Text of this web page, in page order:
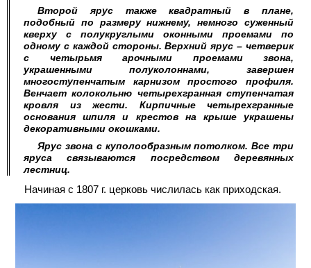
Второй ярус также квадратный в плане,
подобный по размеру нижнему, немного суженный
кверху с полукруглыми оконными проемами по
одному с каждой стороны. Верхний ярус – четверик
с четырьмя арочными проемами звона,
украшенными полуколоннами, завершен
многоступенчатым карнизом простого профиля.
Венчает колокольню четырехгранная ступенчатая
кровля из жести. Кирпичные четырехгранные
основания шпиля и крестов на крыше украшены
декоративными окошками.
Ярус звона с куполообразным потолком. Все три
яруса связываются посредством деревянных
лестниц.
Начиная с 1807 г. церковь числилась как приходская.